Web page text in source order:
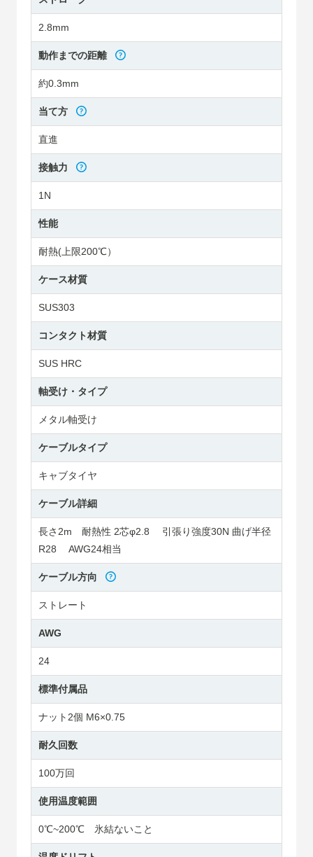
2.8mm
動作までの距離
約0.3mm
当て方
直進
接触力
1N
性能
耐熱(上限200℃）
ケース材質
SUS303
コンタクト材質
SUS HRC
軸受け・タイプ
メタル軸受け
ケーブルタイプ
キャブタイヤ
ケーブル詳細
長さ2m 耐熱性 2芯φ2.8 引張り強度30N 曲げ半径
R28 AWG24相当
ケーブル方向
ストレート
AWG
24
標準付属品
ナット2個 M6×0.75
耐久回数
100万回
使用温度範囲
0℃~200℃ 氷結ないこと